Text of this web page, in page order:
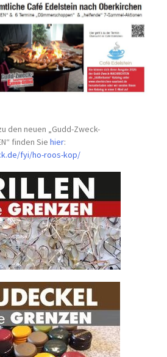
den neuen „Gudd-Zweck-
finden Siehier:
fyi/ho-roos-kop/